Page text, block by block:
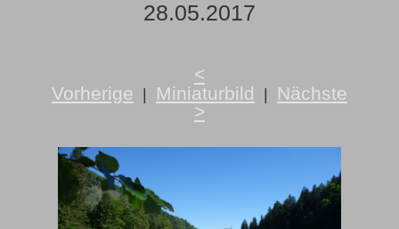
28.05.2017
<
Vorherige
Miniaturbild
Nächste
>